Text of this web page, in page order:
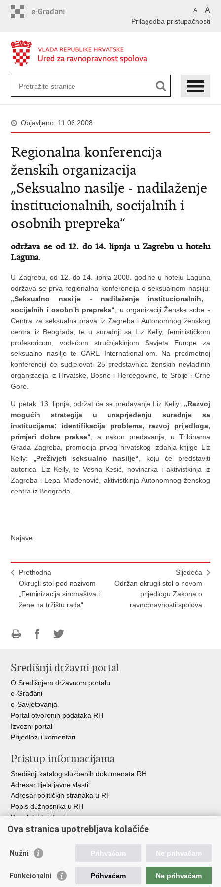
A A
Prilagodba pristupačnosti
Objavljeno: 11.06.2008.
Regionalna konferencija
ženskih organizacija
„Seksualno nasilje - nadilaženje
institucionalnih, socijalnih i
osobnih prepreka“
održava se od 12. do 14. lipnja u Zagrebu u hotelu
Laguna.
U Zagrebu, od 12. do 14. lipnja 2008. godine u hotelu Laguna
održava se prva regionalna konferencija o seksualnom nasilju:
„Seksualno nasilje - nadilaženje institucionalnih,
socijalnih i osobnih prepreka“ , u organizaciji Ženske sobe -
Centra za seksualna prava iz Zagreba i Autonomnog ženskog
centra iz Beograda, te u suradnji sa Liz Kelly, feminističkom
profesoricom, vodećom stručnjakinjom Savjeta Europe za
seksualno nasilje te CARE International-om. Na predmetnoj
konferenciji će sudjelovati 25 predstavnica ženskih nevladinih
organizacija iz Hrvatske, Bosne i Hercegovine, te Srbije i Crne
Gore.
U petak, 13. lipnja, održat će se predavanje Liz Kelly: „Razvoj
mogućih strategija u unaprjeđenju suradnje sa
institucijama: identifikacija problema, razvoj prijedloga,
primjeri dobre prakse“ , a nakon predavanja, u Tribinama
Grada Zagreba, promocija prvog hrvatskog izdanja knjige Liz
Kelly: „ Preživjeti seksualno nasilje“ , koju će predstaviti
autorica, Liz Kelly, te Vesna Kesić, novinarka i aktivistkinja iz
Zagreba i Lepa Mlađenović, aktivistkinja Autonomnog ženskog
centra iz Beograda.
Najave
Prethodna
Okrugli stol pod nazivom
„Feminizacija siromaštva i
žene na tržištu rada“
Sljedeća
Održan okrugli stol o novom
prijedlogu Zakona o
ravnopravnosti spolova
FacebookuTwitteru
Središnji državni portal
O Središnjem državnom portalu
e-Građani
e-Savjetovanja
Portal otvorenih podataka RH
Izvozni portal
Prijedlozi i komentari
Pristup informacijama
Središnji katalog službenih dokumenata RH
Adresar tijela javne vlasti
Adresar političkih stranaka u RH
Popis dužnosnika u RH
Besplatni telefoni javne uprave
Pozivi za žurnu pomoć
Važne poveznice
Pučka pravobraniteljica
Ova stranica upotrebljava kolačiće
Nužni Prihvaćam Ne prihvaćam
Funkcionalni Prihvaćam Ne prihvaćam